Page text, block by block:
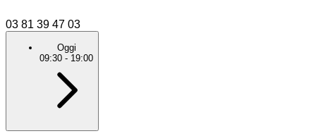
03 81 39 47 03
Oggi
09:30 - 19:00